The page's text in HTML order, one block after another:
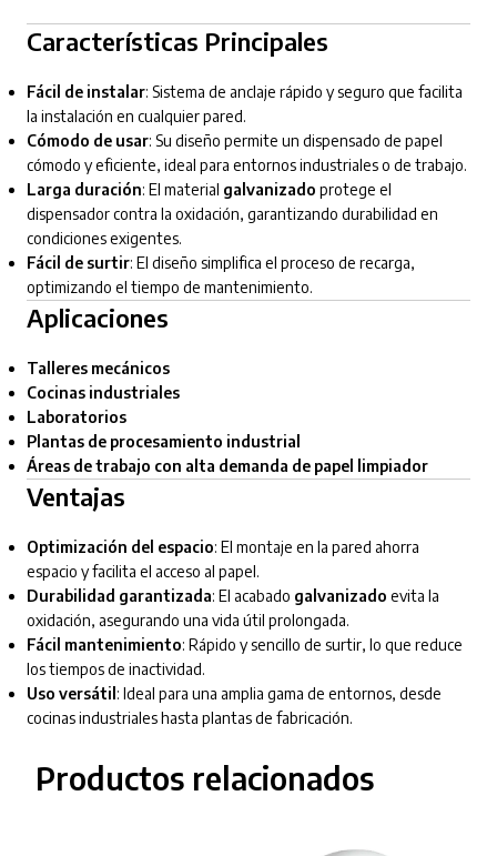
Características Principales
Fácil de instalar: Sistema de anclaje rápido y seguro que facilita
la instalación en cualquier pared.
Cómodo de usar: Su diseño permite un dispensado de papel
cómodo y eficiente, ideal para entornos industriales o de trabajo.
Larga duración: El material galvanizado protege el
dispensador contra la oxidación, garantizando durabilidad en
condiciones exigentes.
Fácil de surtir: El diseño simplifica el proceso de recarga,
optimizando el tiempo de mantenimiento.
Aplicaciones
Talleres mecánicos
Cocinas industriales
Laboratorios
Plantas de procesamiento industrial
Áreas de trabajo con alta demanda de papel limpiador
Ventajas
Optimización del espacio: El montaje en la pared ahorra
espacio y facilita el acceso al papel.
Durabilidad garantizada: El acabado galvanizado evita la
oxidación, asegurando una vida útil prolongada.
Fácil mantenimiento: Rápido y sencillo de surtir, lo que reduce
los tiempos de inactividad.
Uso versátil : Ideal para una amplia gama de entornos, desde
cocinas industriales hasta plantas de fabricación.
Productos relacionados